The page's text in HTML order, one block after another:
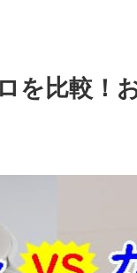
を比較！